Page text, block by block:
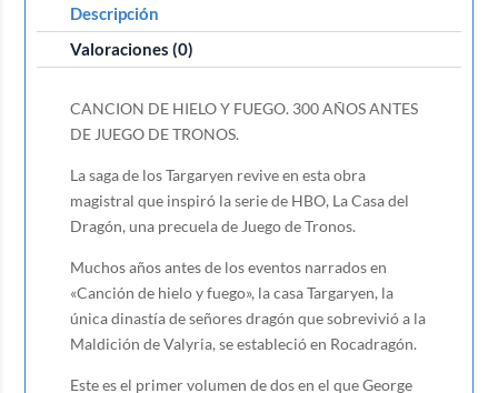
Descripción
Valoraciones (0)
CANCION DE HIELO Y FUEGO. 300 AÑOS ANTES
DE JUEGO DE TRONOS.
La saga de los Targaryen revive en esta obra
magistral que inspiró la serie de HBO, La Casa del
Dragón, una precuela de Juego de Tronos.
Muchos años antes de los eventos narrados en
«Canción de hielo y fuego», la casa Targaryen, la
única dinastía de señores dragón que sobrevivió a la
Maldición de Valyria, se estableció en Rocadragón.
Este es el primer volumen de dos en el que George